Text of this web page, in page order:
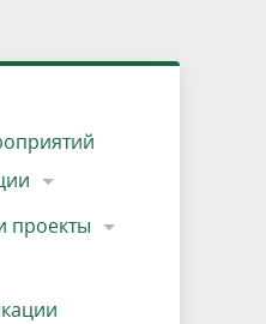
туристские
труда
мира, не
охоты
проекты